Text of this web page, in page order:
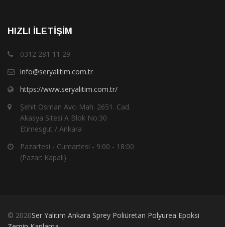
HIZLI İLETIŞIM
0312 281 11 29
info@seryalitim.com.tr
https://www.seryalitim.com.tr/
Şehit Osman Avcı Mah. 2651. Cad.
Akasya Sitesi A Blok No:30
Etimesgut / Ankara
Pazartesi - Cumartesi - 9:00 - 18:00
(Pazar: Kapalı)
© 2020Ser Yalıtım Ankara Sprey Poliüretan Polyurea Epoksi